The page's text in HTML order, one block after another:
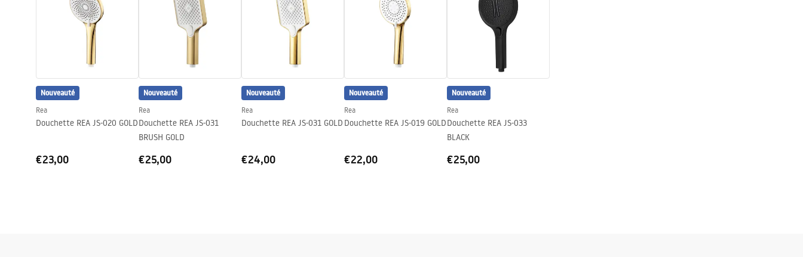
Profondeur
Nouveauté
Rea
Douchette REA JS-020 GOLD
€23,00
Nouveauté
Rea
Douchette REA JS-031
BRUSH GOLD
€25,00
Nouveauté
Rea
Douchette REA JS-031 GOLD
€24,00
Nouveauté
Rea
Douchette REA JS-019 GOLD
€22,00
Nouveauté
Rea
Douchette REA JS-033
BLACK
€25,00